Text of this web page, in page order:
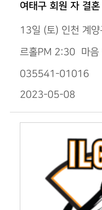
여태구 회원 자 결혼
13일 (토) 인천 계
르홀PM 2:30 마음
035541-01016
2023-05-08